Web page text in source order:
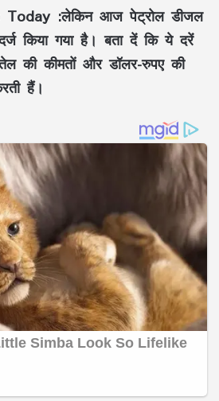
:लेकिन आज पेट्रोल डीजल
किया गया है। बता दें कि ये दरें
की कीमतों और डॉलर-रुपए की
हैं।